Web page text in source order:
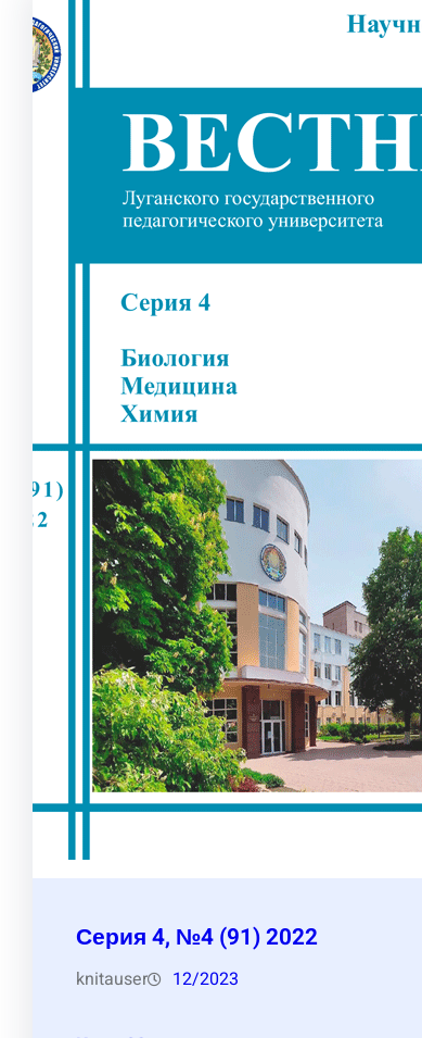
Серия 4, №4 (91) 2022
knitauser 12/2023